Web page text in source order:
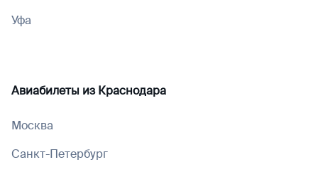
Уфа
Авиабилеты изКраснодара
Москва
Санкт-Петербург